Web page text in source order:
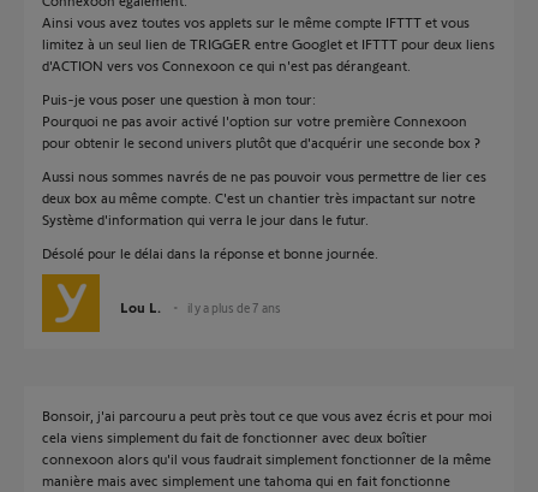
Ainsi vous avez toutes vos applets sur le même compte IFTTT et vous
limitez à un seul lien de TRIGGER entre Googlet et IFTTT pour deux liens
d'ACTION vers vos Connexoon ce qui n'est pas dérangeant.
Puis-je vous poser une question à mon tour:
Pourquoi ne pas avoir activé l'option sur votre première Connexoon
pour obtenir le second univers plutôt que d'acquérir une seconde box ?
Aussi nous sommes navrés de ne pas pouvoir vous permettre de lier ces
deux box au même compte. C'est un chantier très impactant sur notre
Système d'information qui verra le jour dans le futur.
Désolé pour le délai dans la réponse et bonne journée.
Lou L. il y a plus de 7 ans
Bonsoir, j'ai parcouru a peut près tout ce que vous avez écris et pour moi
cela viens simplement du fait de fonctionner avec deux boîtier
connexoon alors qu'il vous faudrait simplement fonctionner de la même
manière mais avec simplement une tahoma qui en fait fonctionne